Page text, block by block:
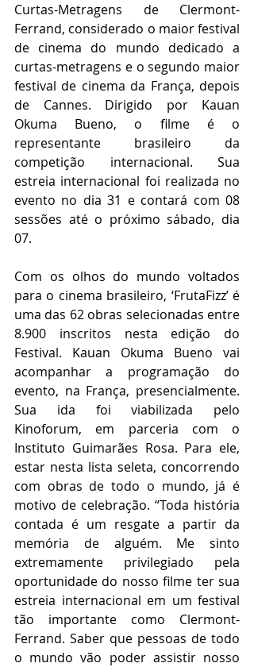
Curtas-Metragens de Clermont-
Ferrand, considerado o maior festival
de cinema do mundo dedicado a
curtas-metragens e o segundo maior
festival de cinema da França, depois
de Cannes. Dirigido por Kauan
Okuma Bueno, o filme é o
representante brasileiro da
competição internacional. Sua
estreia internacional foi realizada no
evento no dia 31 e contará com 08
sessões até o próximo sábado, dia
07.
Com os olhos do mundo voltados
para o cinema brasileiro, ‘FrutaFizz’ é
uma das 62 obras selecionadas entre
8.900 inscritos nesta edição do
Festival. Kauan Okuma Bueno vai
acompanhar a programação do
evento, na França, presencialmente.
Sua ida foi viabilizada pelo
Kinoforum, em parceria com o
Instituto Guimarães Rosa. Para ele,
estar nesta lista seleta, concorrendo
com obras de todo o mundo, já é
motivo de celebração. “Toda história
contada é um resgate a partir da
memória de alguém. Me sinto
extremamente privilegiado pela
oportunidade do nosso filme ter sua
estreia internacional em um festival
tão importante como Clermont-
Ferrand. Saber que pessoas de todo
o mundo vão poder assistir nosso